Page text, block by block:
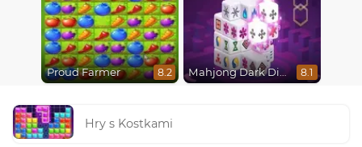
Proud Farmer 8.2 Mahjong Dark Dimensions 8.1
Hry s Kostkami